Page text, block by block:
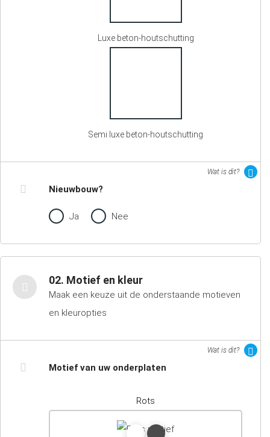
Luxe beton-houtschutting
Semi luxe beton-houtschutting
Wat is dit?
Nieuwbouw?
Ja Nee
02. Motief en kleur
Maak een keuze uit de onderstaande motieven
en kleuropties
Wat is dit?
Motief van uw onderplaten
Rots